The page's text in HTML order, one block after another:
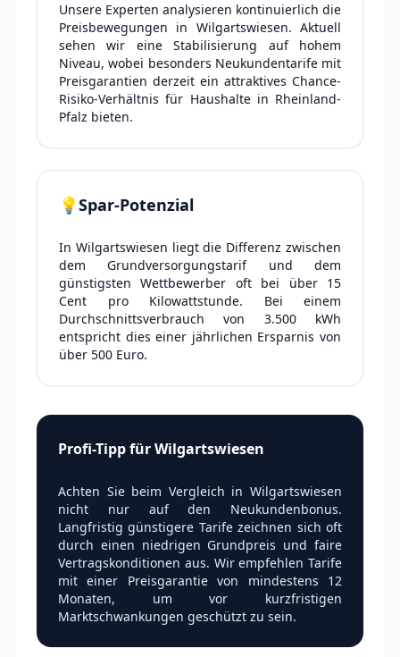
Unsere Experten analysieren kontinuierlich die
Preisbewegungen in Wilgartswiesen. Aktuell
sehen wir eine Stabilisierung auf hohem
Niveau, wobei besonders Neukundentarife mit
Preisgarantien derzeit ein attraktives Chance-
Risiko-Verhältnis für Haushalte in Rheinland-
Pfalz bieten.
💡Spar-Potenzial
In Wilgartswiesen liegt die Differenz zwischen
dem Grundversorgungstarif und dem
günstigsten Wettbewerber oft bei über 15
Cent pro Kilowattstunde. Bei einem
Durchschnittsverbrauch von 3.500 kWh
entspricht dies einer jährlichen Ersparnis von
über 500 Euro.
Profi-Tipp für Wilgartswiesen
Achten Sie beim Vergleich in Wilgartswiesen
nicht nur auf den Neukundenbonus.
Langfristig günstigere Tarife zeichnen sich oft
durch einen niedrigen Grundpreis und faire
Vertragskonditionen aus. Wir empfehlen Tarife
mit einer Preisgarantie von mindestens 12
Monaten, um vor kurzfristigen
Marktschwankungen geschützt zu sein.